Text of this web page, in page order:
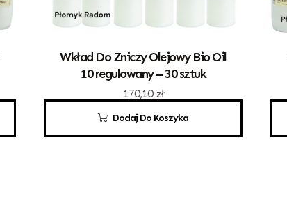
Dodaj Do Koszyka
Wkład Do Zniczy Olejowy Bio Oil
10 regulowany – 30 sztuk
170,10 zł